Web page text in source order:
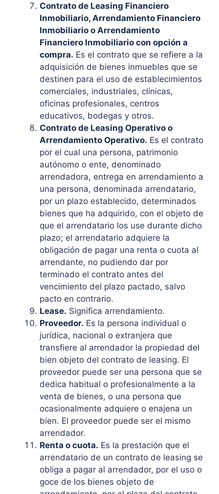
Contrato de Leasing Financiero
Inmobiliario, Arrendamiento Financiero
Inmobiliario o Arrendamiento
Financiero Inmobiliario con opción a
compra. Es el contrato que se refiere a la
adquisición de bienes inmuebles que se
destinen para el uso de establecimientos
comerciales, industriales, clínicas,
oficinas profesionales, centros
educativos, bodegas y otros.
Contrato de Leasing Operativo o
Arrendamiento Operativo. Es el contrato
por el cual una persona, patrimonio
autónomo o ente, denominado
arrendadora, entrega en arrendamiento a
una persona, denominada arrendatario,
por un plazo establecido, determinados
bienes que ha adquirido, con el objeto de
que el arrendatario los use durante dicho
plazo; el arrendatario adquiere la
obligación de pagar una renta o cuota al
arrendante, no pudiendo dar por
terminado el contrato antes del
vencimiento del plazo pactado, salvo
pacto en contrario.
Lease. Significa arrendamiento.
Proveedor. Es la persona individual o
jurídica, nacional o extranjera que
transfiere al arrendador la propiedad del
bien objeto del contrato de leasing. El
proveedor puede ser una persona que se
dedica habitual o profesionalmente a la
venta de bienes, o una persona que
ocasionalmente adquiere o enajena un
bien. El proveedor puede ser el mismo
arrendador.
Renta o cuota. Es la prestación que el
arrendatario de un contrato de leasing se
obliga a pagar al arrendador, por el uso o
goce de los bienes objeto de